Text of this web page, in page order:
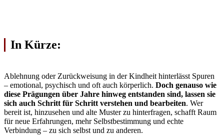
In Kürze:
Ablehnung oder Zurückweisung in der Kindheit hinterlässt Spuren
– emotional, psychisch und oft auch körperlich. Doch genauso wie
diese Prägungen über Jahre hinweg entstanden sind, lassen sie
sich auch Schritt für Schritt verstehen und bearbeiten. Wer
bereit ist, hinzusehen und alte Muster zu hinterfragen, schafft Raum
für neue Erfahrungen, mehr Selbstbestimmung und echte
Verbindung – zu sich selbst und zu anderen.